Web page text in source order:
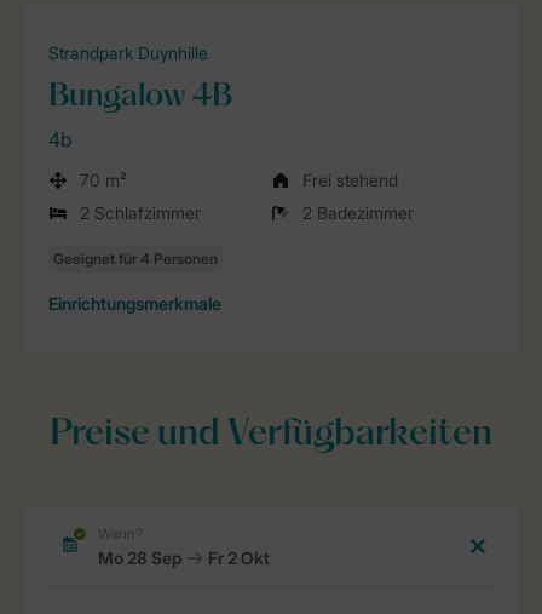
Strandpark Duynhille
Bungalow 4B
4b
70 m²
Frei stehend
2 Schlafzimmer
2 Badezimmer
Einrichtungsmerkmale
Preise und Verfügbarkeiten